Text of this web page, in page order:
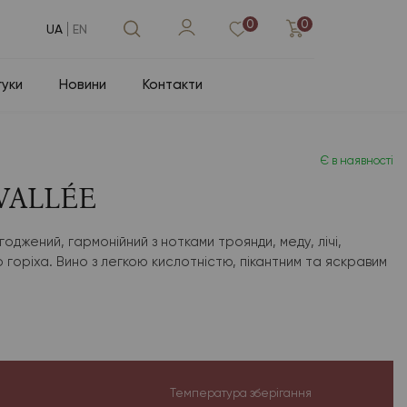
UA EN 0 0
Новини Контакти
Є в наявності
гармонійний з нотками троянди, меду, лічі,
Вино з легкою кислотністю, пікантним та яскравим
Температура зберігання